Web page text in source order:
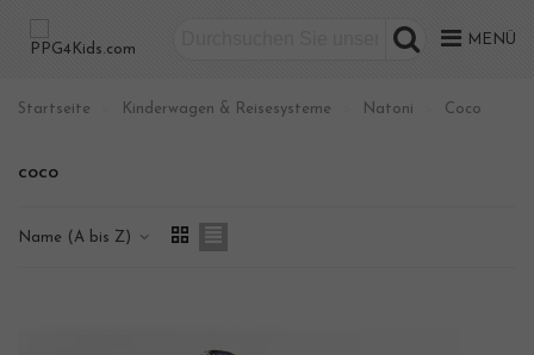
MENÜ
Startseite Kinderwagen & Reisesysteme Natoni Coco
coco
Name (A bis Z)